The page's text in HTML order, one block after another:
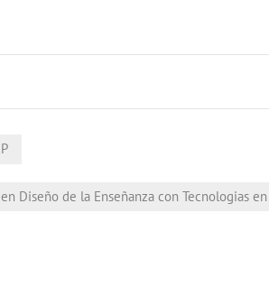
Diseño de la Enseñanza con Tecnologias